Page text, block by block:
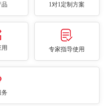
品 1对1定制方案
专家指导使用
务